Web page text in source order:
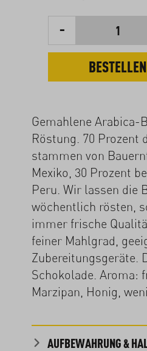
- 1
BESTELLEN
Gemahlene
Röstung. 70 Prozent
stammen von
Mexiko, 30 Prozent
Peru. Wir lassen die
wöchentlich rösten,
immer frische
feiner Mahlgrad,
Zubereitungsgeräte.
Schokolade. Aroma:
Marzipan, Honig,
AUFBEWAHRUNG &